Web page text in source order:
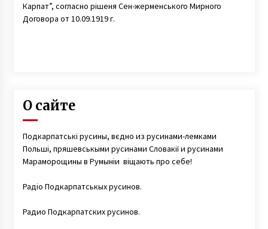
Карпат”, согласно рішеня Сен-жерменського Мирного
Договора от 10.09.1919 г.
О сайте
Подкарпатські русины, вєдно из русинами-лемками
Польші, пряшевськыми русинами Словакії и русинами
Мараморощины в Румыніи віщають про себе!
Радіо Подкарпатськых русинов.
Радио Подкарпатских русинов.